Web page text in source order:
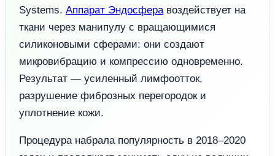
Systems. Аппарат Эндосферавоздействует на
ткани через манипулу с вращающимися
силиконовыми сферами: они создают
микровибрацию и компрессию одновременно.
Результат — усиленный лимфоотток,
разрушение фиброзных перегородок и
уплотнение кожи.
Процедура набрала популярность в 2018–2020